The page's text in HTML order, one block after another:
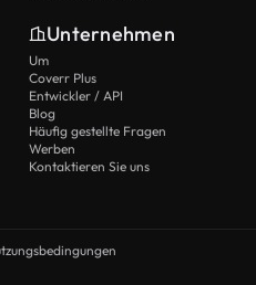
Unternehmen
Um
Coverr Plus
Entwickler / API
Blog
Häufig gestellte Fragen
Werben
Kontaktieren Sie uns